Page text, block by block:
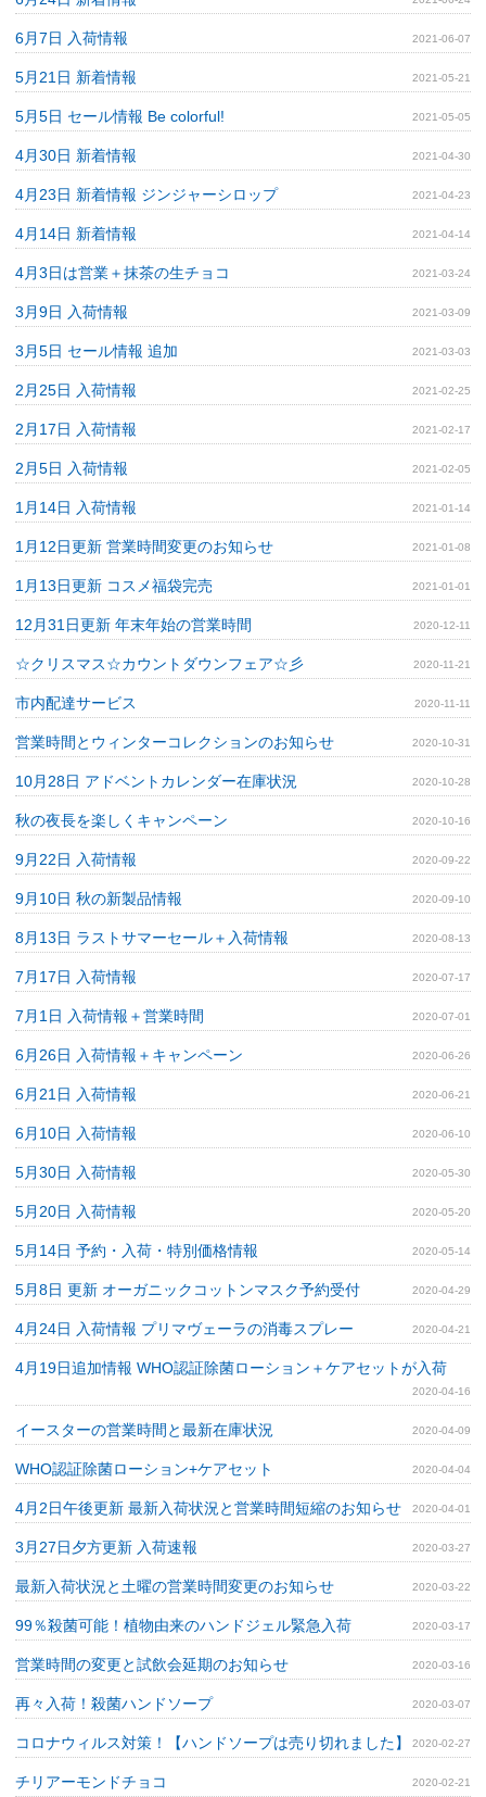
6月7日 入荷情報 2021-06-07
5月21日 新着情報 2021-05-21
5月5日 セール情報 Be colorful! 2021-05-05
4月30日 新着情報 2021-04-30
4月23日 新着情報 ジンジャーシロップ 2021-04-23
4月14日 新着情報 2021-04-14
4月3日は営業＋抹茶の生チョコ 2021-03-24
3月9日 入荷情報 2021-03-09
3月5日 セール情報 追加 2021-03-03
2月25日 入荷情報 2021-02-25
2月17日 入荷情報 2021-02-17
2月5日 入荷情報 2021-02-05
1月14日 入荷情報 2021-01-14
1月12日更新 営業時間変更のお知らせ 2021-01-08
1月13日更新 コスメ福袋完売 2021-01-01
12月31日更新 年末年始の営業時間 2020-12-11
☆クリスマス☆カウントダウンフェア☆彡 2020-11-21
市内配達サービス 2020-11-11
営業時間とウィンターコレクションのお知らせ 2020-10-31
10月28日 アドベントカレンダー在庫状況 2020-10-28
秋の夜長を楽しくキャンペーン 2020-10-16
9月22日 入荷情報 2020-09-22
9月10日 秋の新製品情報 2020-09-10
8月13日 ラストサマーセール＋入荷情報 2020-08-13
7月17日 入荷情報 2020-07-17
7月1日 入荷情報＋営業時間 2020-07-01
6月26日 入荷情報＋キャンペーン 2020-06-26
6月21日 入荷情報 2020-06-21
6月10日 入荷情報 2020-06-10
5月30日 入荷情報 2020-05-30
5月20日 入荷情報 2020-05-20
5月14日 予約・入荷・特別価格情報 2020-05-14
5月8日 更新 オーガニックコットンマスク予約受付 2020-04-29
4月24日 入荷情報 プリマヴェーラの消毒スプレー 2020-04-21
4月19日追加情報 WHO認証除菌ローション＋ケアセットが入荷
2020-04-16
イースターの営業時間と最新在庫状況 2020-04-09
WHO認証除菌ローション+ケアセット 2020-04-04
4月2日午後更新 最新入荷状況と営業時間短縮のお知らせ 2020-04-01
3月27日夕方更新 入荷速報 2020-03-27
最新入荷状況と土曜の営業時間変更のお知らせ 2020-03-22
99％殺菌可能！植物由来のハンドジェル緊急入荷 2020-03-17
営業時間の変更と試飲会延期のお知らせ 2020-03-16
再々入荷！殺菌ハンドソープ 2020-03-07
コロナウィルス対策！【ハンドソープは売り切れました】 2020-02-27
チリアーモンドチョコ 2020-02-21